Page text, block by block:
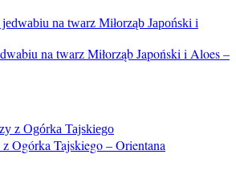
na twarz Miłorząb Japoński i Aloes –
Ogórka Tajskiego – Orientana